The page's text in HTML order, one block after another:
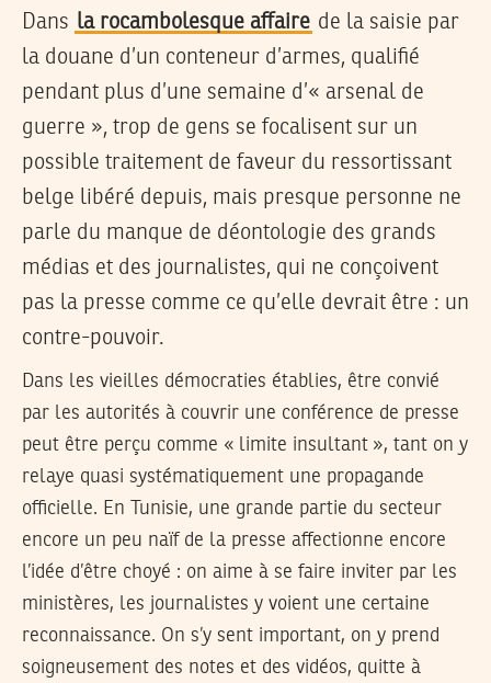
Dans la rocambolesque affaire de la saisie par
la douane d’un conteneur d’armes, qualifié
pendant plus d’une semaine d’« arsenal de
guerre », trop de gens se focalisent sur un
possible traitement de faveur du ressortissant
belge libéré depuis, mais presque personne ne
parle du manque de déontologie des grands
médias et des journalistes, qui ne conçoivent
pas la presse comme ce qu’elle devrait être : un
contre-pouvoir.
Dans les vieilles démocraties établies, être convié
par les autorités à couvrir une conférence de presse
peut être perçu comme « limite insultant », tant on y
relaye quasi systématiquement une propagande
officielle. En Tunisie, une grande partie du secteur
encore un peu naïf de la presse affectionne encore
l’idée d’être choyé : on aime à se faire inviter par les
ministères, les journalistes y voient une certaine
reconnaissance. On s’y sent important, on y prend
soigneusement des notes et des vidéos, quitte à